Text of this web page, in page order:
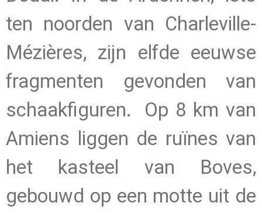
ten noorden van Charleville-
Mézières, zijn elfde eeuwse
fragmenten gevonden van
schaakfiguren.
Op 8 km van
Amiens liggen de ruïnes van
het kasteel van Boves,
gebouwd op een motte uit de